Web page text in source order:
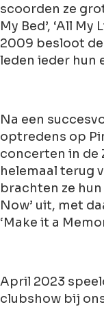
scoorden ze
My Bed’, ‘All My
2009 besloot
leden ieder hun
Na een
optredens op
concerten in de
helemaal terug
brachten ze
Now’ uit, met
‘Make it a
April 2023
clubshow bij